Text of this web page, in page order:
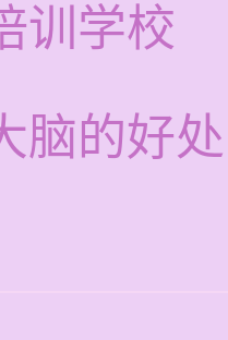
训学校
脑的好处